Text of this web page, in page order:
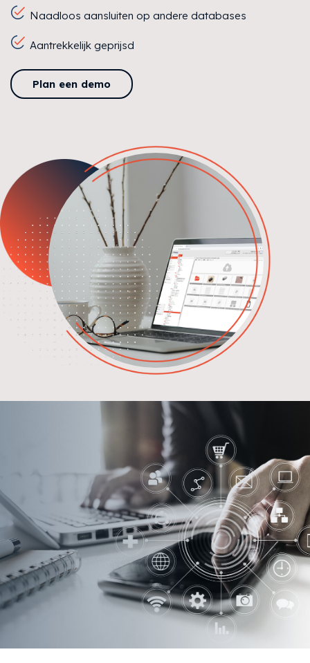
Naadloos aansluiten op andere databases
Aantrekkelijk geprijsd
Plan een demo